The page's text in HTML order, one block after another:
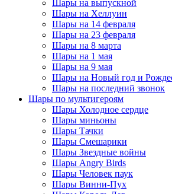
Шары на выпускной
Шары на Хеллуин
Шары на 14 февраля
Шары на 23 февраля
Шары на 8 марта
Шары на 1 мая
Шары на 9 мая
Шары на Новый год и
Шары на последний звонок
Шары по мультигероям
Шары Холодное сердце
Шары миньоны
Шары Тачки
Шары Смешарики
Шары Звездные войны
Шары Angry Birds
Шары Человек паук
Шары Винни-Пух